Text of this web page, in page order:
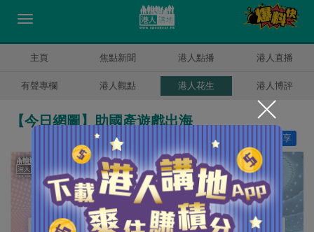
主頁 焦點新聞 港人點播 港人直播
有聲專欄 港人觀點 港人花生 港人博評
【今日網圖】助國產遊戲出海
分享